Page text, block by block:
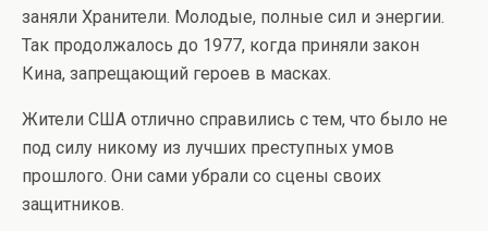
заняли Хранители. Молодые, полные сил и энергии.
Так продолжалось до 1977, когда приняли закон
Кина, запрещающий героев в масках.
Жители США отлично справились с тем, что было не
под силу никому из лучших преступных умов
прошлого. Они сами убрали со сцены своих
защитников.